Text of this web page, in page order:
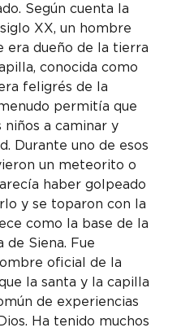
Según cuenta la
XX, un hombre
era dueño de la tierra
conocida como
feligrés de la
permitía que
niños a caminar y
Durante uno de esos
un meteorito o
haber golpeado
y se toparon con la
como la base de la
de Siena. Fue
oficial de la
la santa y la capilla
de experiencias
Ha tenido muchos